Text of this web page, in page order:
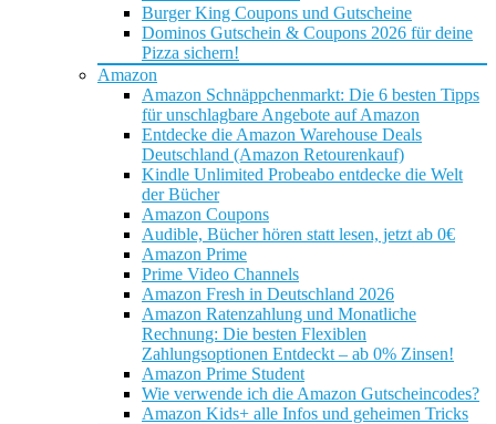
Burger King Coupons und Gutscheine
Dominos Gutschein & Coupons 2026 für deine
Pizza sichern!
Amazon
Amazon Schnäppchenmarkt: Die 6 besten Tipps
für unschlagbare Angebote auf Amazon
Entdecke die Amazon Warehouse Deals
Deutschland (Amazon Retourenkauf)
Kindle Unlimited Probeabo entdecke die Welt
der Bücher
Amazon Coupons
Audible, Bücher hören statt lesen, jetzt ab 0€
Amazon Prime
Prime Video Channels
Amazon Fresh in Deutschland 2026
Amazon Ratenzahlung und Monatliche
Rechnung: Die besten Flexiblen
Zahlungsoptionen Entdeckt – ab 0% Zinsen!
Amazon Prime Student
Wie verwende ich die Amazon Gutscheincodes?
Amazon Kids+ alle Infos und geheimen Tricks